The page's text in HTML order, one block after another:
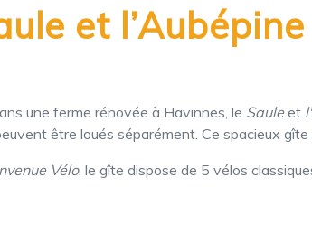
et l’Aubépine
une ferme rénovée à Havinnes, le Sauleet
être loués séparément. Ce spacieux
Vélo, le gîte dispose de 5 vélos